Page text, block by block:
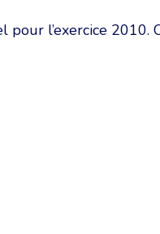
pour l’exercice